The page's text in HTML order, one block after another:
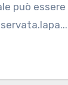
può essere